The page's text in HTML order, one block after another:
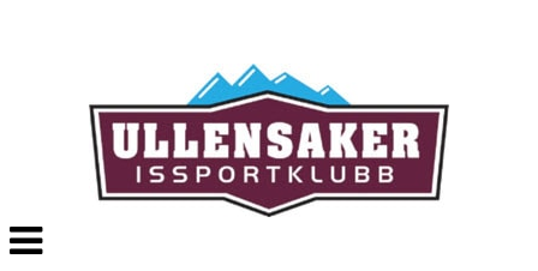
Veksle
navigasjon